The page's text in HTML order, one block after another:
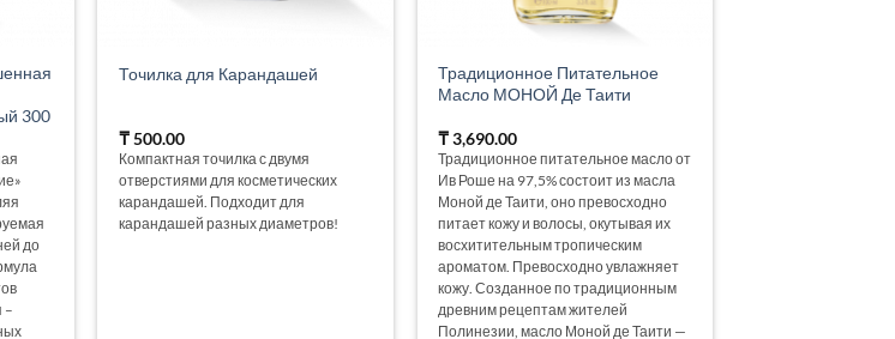
300
до
–
Точилка для Карандашей
₸500.00
Компактная точилка с двумя
отверстиями для косметических
карандашей. Подходит для
карандашей разных диаметров!
Традиционное Питательное
Масло МОНОЙ Де Таити
₸3,690.00
Традиционное питательное масло от
Ив Роше на 97,5% состоит из масла
Моной де Таити, оно превосходно
питает кожу и волосы, окутывая их
восхитительным тропическим
ароматом. Превосходно увлажняет
кожу. Созданное по традиционным
древним рецептам жителей
Полинезии, масло Моной де Таити —